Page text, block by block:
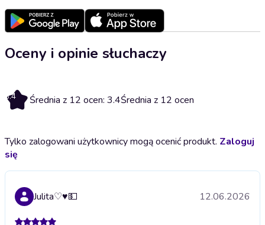
Oceny i opinie słuchaczy
3.4 Średnia z 12 ocen: 3.4Średnia z 12 ocen
Tylko zalogowani użytkownicy mogą ocenić produkt. Zaloguj
się
Julita♡♥💵 12.06.2026